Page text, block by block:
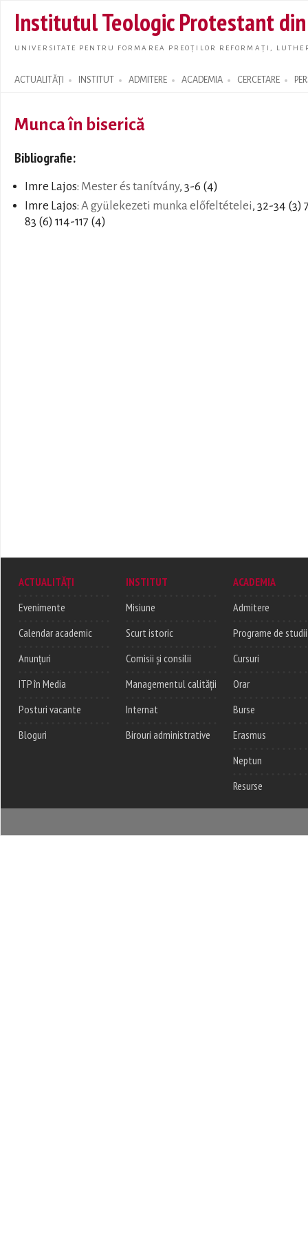
main
Institutul Teologic Protestant
UNIVERSITATE PENTRU FORMAREA PREOȚILOR REFORMAȚI,
ACTUALITĂȚI INSTITUT ADMITERE ACADEMIA CERCETARE
Search form
Munca în biserică
Bibliografie:
Imre Lajos: Mester és tanítvány, 3-6 (4)
Imre Lajos: A gyülekezeti munka előfeltételei, 32-34 (3)
83 (6) 114-117 (4)
ACTUALITĂȚI
Evenimente
Calendar academic
Anunțuri
ITP în Media
Posturi vacante
Bloguri
INSTITUT
Misiune
Scurt istoric
Comisii și consilii
Managementul calității
Internat
Birouri administrative
ACADEMIA
Admitere
Programe de studii
Cursuri
Orar
Burse
Erasmus
Neptun
Resurse